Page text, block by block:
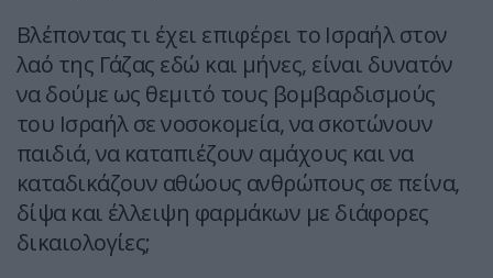
Βλέποντας τι έχει επιφέρει το Ισραήλ στον
λαό της Γάζας εδώ και μήνες, είναι δυνατόν
να δούμε ως θεμιτό τους βομβαρδισμούς
του Ισραήλ σε νοσοκομεία, να σκοτώνουν
παιδιά, να καταπιέζουν αμάχους και να
καταδικάζουν αθώους ανθρώπους σε πείνα,
δίψα και έλλειψη φαρμάκων με διάφορες
δικαιολογίες;